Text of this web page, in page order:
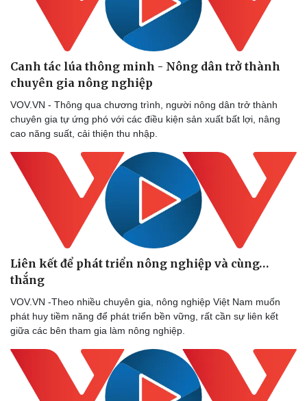
Canh tác lúa thông minh - Nông dân trở thành
chuyên gia nông nghiệp
VOV.VN - Thông qua chương trình, người nông dân trở thành
chuyên gia tự ứng phó với các điều kiện sản xuất bất lợi, nâng
cao năng suất, cải thiện thu nhập.
Liên kết để phát triển nông nghiệp và cùng…
thắng
VOV.VN -Theo nhiều chuyên gia, nông nghiệp Việt Nam muốn
phát huy tiềm năng để phát triển bền vững, rất cần sự liên kết
giữa các bên tham gia làm nông nghiệp.